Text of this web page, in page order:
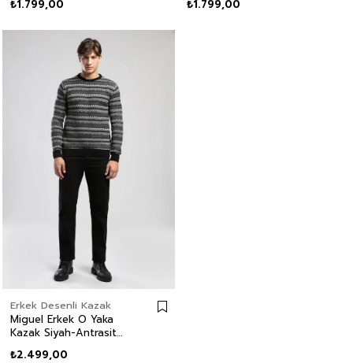
₺1.799,00
₺1.799,00
Erkek Desenli Kazak
Miguel Erkek O Yaka
Kazak Siyah-Antrasit
₺2.499,00